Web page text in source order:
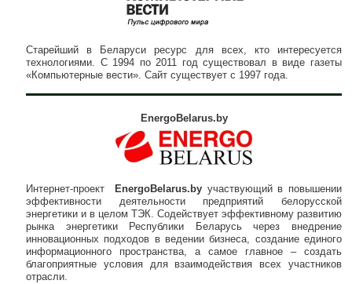
Старейший в Беларуси ресурс для всех, кто интересуется
технологиями. С 1994 по 2011 год существовал в виде газеты
«Компьютерные вести». Сайт существует с 1997 года.
EnergoBelarus.by
Интернет-проект EnergoBelarus.by участвующий в повышении
эффективности деятельности предприятий белорусской
энергетики и в целом ТЭК. Содействует эффективному развитию
рынка энергетики Республики Беларусь через внедрение
инновационных подходов в ведении бизнеса, создание единого
информационного пространства, а самое главное – создать
благоприятные условия для взаимодействия всех участников
отрасли.